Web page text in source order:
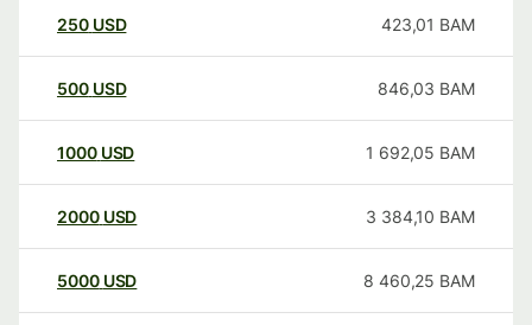
250 USD 423,01 BAM
500 USD 846,03 BAM
1000 USD 1 692,05 BAM
2000 USD 3 384,10 BAM
5000 USD 8 460,25 BAM